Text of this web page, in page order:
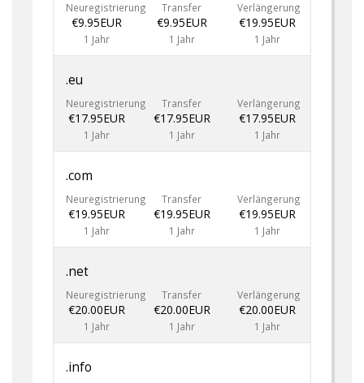
Neuregistrierung
€9.95EUR
1 Jahr
Transfer
€9.95EUR
1 Jahr
Verlängerung
€19.95EUR
1 Jahr
.eu
Neuregistrierung
€17.95EUR
1 Jahr
Transfer
€17.95EUR
1 Jahr
Verlängerung
€17.95EUR
1 Jahr
.com
Neuregistrierung
€19.95EUR
1 Jahr
Transfer
€19.95EUR
1 Jahr
Verlängerung
€19.95EUR
1 Jahr
.net
Neuregistrierung
€20.00EUR
1 Jahr
Transfer
€20.00EUR
1 Jahr
Verlängerung
€20.00EUR
1 Jahr
.info